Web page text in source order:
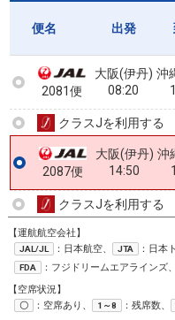
便名 出発
2081便
大阪(伊丹)
08:20
沖
クラスJを利用する
2087便
大阪(伊丹)
14:50
沖
クラスJを利用する
【運航航空会社】
JAL/JL ：日本航空、 JTA ：日本
FDA ：フジドリームエアラインズ、
【空席状況】
〇 ：空席あり、 1～8 ：残席数、